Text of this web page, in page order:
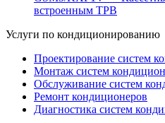
встроенным ТРВ
Услуги по кондиционированию
Проектирование систем
Монтаж систем
Обслуживание систем
Ремонт кондиционеров
Диагностика систем